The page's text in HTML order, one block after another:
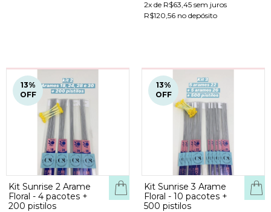
2x de R$63,45 sem juros
R$120,56 no depósito
13%
OFF
Kit Sunrise 2 Arame
Floral - 4 pacotes +
200 pistilos
13%
OFF
Kit Sunrise 3 Arame
Floral - 10 pacotes +
500 pistilos